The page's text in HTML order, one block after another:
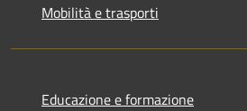
Mobilità e trasporti
Educazione e formazione